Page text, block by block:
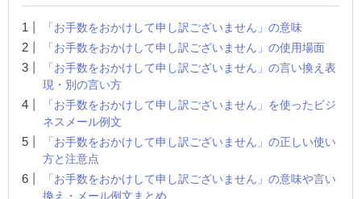
「お手数をおかけして申し訳ございません」の意味
「お手数をおかけして申し訳ございません」の使用場面
「お手数をおかけして申し訳ございません」の言い換え表
現・別の言い方
「お手数をおかけして申し訳ございません」を使ったビジ
ネスメール例文
「お手数をおかけして申し訳ございません」の正しい使い
方と注意点
「お手数をおかけして申し訳ございません」の意味や言い
換え・メール例文まとめ